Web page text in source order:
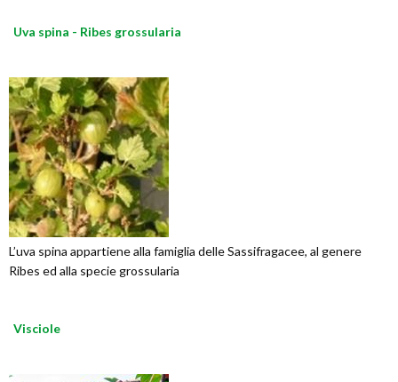
Uva spina - Ribes grossularia
L’uva spina appartiene alla famiglia delle Sassifragacee, al genere
Ribes ed alla specie grossularia
Visciole